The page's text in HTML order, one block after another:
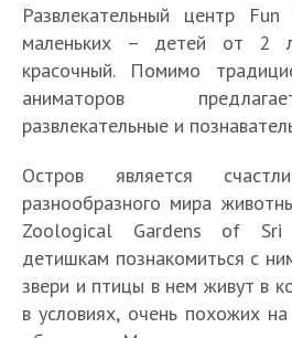
Развлекательный центр
маленьких – детей от 2
красочный. Помимо
аниматоров
развлекательные и
Остров является
разнообразного мира
Zoological Gardens of Sri
детишкам познакомиться с
звери и птицы в нем живут в
в условиях, очень похожих